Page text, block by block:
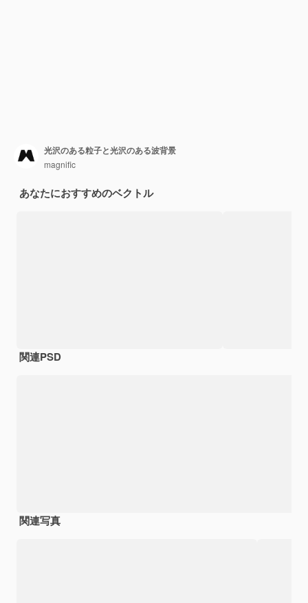
光沢のある粒子と光沢のある波背景
magnific
あなたにおすすめのベクトル
関連PSD
関連写真